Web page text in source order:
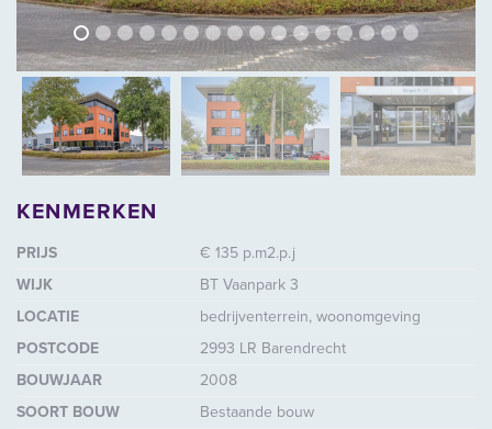
vorige
KENMERKEN
PRIJS
€ 135 p.m2.p.j
WIJK
BT Vaanpark 3
LOCATIE
bedrijventerrein, woonomgeving
POSTCODE
2993 LR Barendrecht
BOUWJAAR
2008
SOORT BOUW
Bestaande bouw